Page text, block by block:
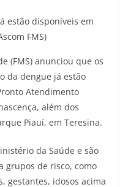
estão disponíveis em
FMS)
(FMS) anunciou que os
da dengue já estão
Atendimento
além dos
Piauí, em Teresina.
da Saúde e são
grupos de risco, como
gestantes, idosos acima